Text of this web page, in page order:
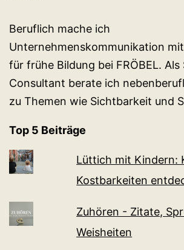
Beruflich mache ich
Unternehmenskommunikation
für frühe Bildung bei FRÖBEL. Als
Consultant berate ich
zu Themen wie Sichtbarkeit und
Top 5 Beiträge
Lüttich mit Kindern:
Kostbarkeiten
Zuhören - Zitate,
Weisheiten